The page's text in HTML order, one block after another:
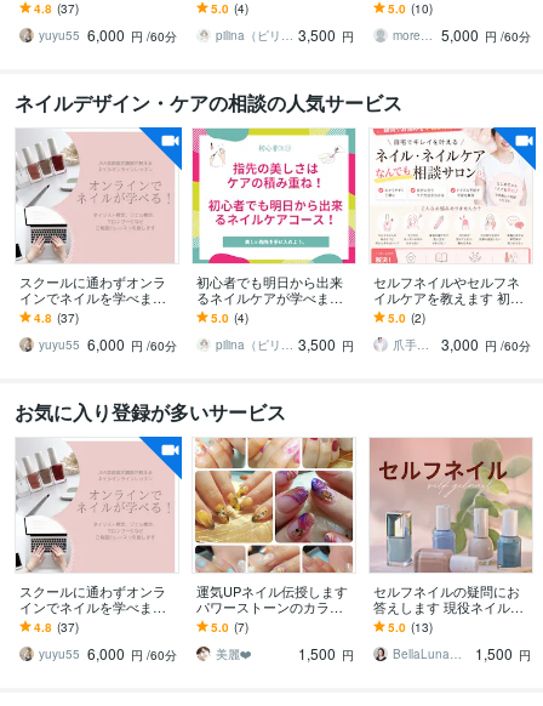
大阪の明るい講師がネイ
ルの疑問を解決☆
4.8 (37)
yuyu55 6,000 円 /60分
み重ね！ネイルケアコー
ス
5.0 (4)
pilina（ピリナ） 3,500 円
黒字化！
5.0 (10)
morenail 5,000 円 /60分
ネイルデザイン・ケアの相談の人気サービス
スクールに通わずオンラ
インでネイルを学べます
【オンラインレッスン】
大阪の明るい講師がネイ
ルの疑問を解決☆
4.8 (37)
yuyu55 6,000 円 /60分
初心者でも明日から出来
るネイルケアが学べます
指先の美しさはケアの積
み重ね！ネイルケアコー
ス
5.0 (4)
pilina（ピリナ） 3,500 円
セルフネイルやセルフネ
イルケアを教えます 初心
者OK！ケア専門店のケア
やネイルのコツを知って
楽しもう
5.0 (2)
爪手足のケア専門 晴fam（ハルファム）
3,000 円 /60分
お気に入り登録が多いサービス
スクールに通わずオンラ
インでネイルを学べます
【オンラインレッスン】
大阪の明るい講師がネイ
ルの疑問を解決☆
4.8 (37)
yuyu55 6,000 円 /60分
運気UPネイル伝授します
パワーストーンのカラー
セラピー。運を良くした
い方！
5.0 (7)
美麗❤️
1,500 円
セルフネイルの疑問にお
答えします 現役ネイル講
師がネイルの疑問やスク
ール選びをアドバイス！
5.0 (13)
BellaLuna【金子ひろみ】
1,500 円